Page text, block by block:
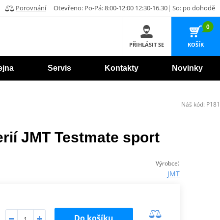
Porovnání Otevřeno: Po-Pá: 8:00-12:00 12:30-16.30| So: po dohodě
PŘIHLÁSIT SE
0
KOŠÍK
Servis Kontakty Novinky
JMT Testmate sport
Výrobce:
JMT
Náš kód: P181